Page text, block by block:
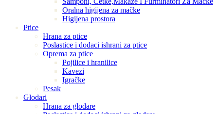
Oralna higijena za mačke
Higijena prostora
Ptice
Hrana za ptice
Poslastice i dodaci ishrani za ptice
Oprema za ptice
Pojilice i hranilice
Kavezi
Igračke
Pesak
Glodari
Hrana za glodare